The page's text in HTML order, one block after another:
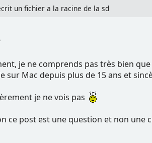
un fichier a la racine de la sd
je ne comprends pas très bien
sur Mac depuis plus de 15 ans et
je ne vois pas
ce post est une question et non